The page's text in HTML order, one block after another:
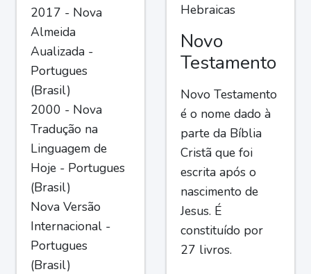
2017 - Nova
Almeida
Aualizada -
Portugues
(Brasil)
2000 - Nova
Tradução na
Linguagem de
Hoje - Portugues
(Brasil)
Nova Versão
Internacional -
Portugues
(Brasil)
Hebraicas
Novo
Testamento
Novo Testamento
é o nome dado à
parte da Bíblia
Cristã que foi
escrita após o
nascimento de
Jesus. É
constituído por
27 livros.